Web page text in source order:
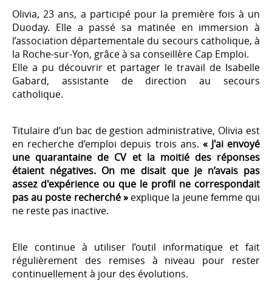
Olivia, 23 ans, a participé pour la première fois à un
Duoday. Elle a passé sa matinée en immersion à
l’association départementale du secours catholique, à
la Roche-sur-Yon, grâce à sa conseillère Cap Emploi.
Elle a pu découvrir et partager le travail de Isabelle
Gabard, assistante de direction au secours
catholique.
Titulaire d’un bac de gestion administrative, Olivia est
en recherche d’emploi depuis trois ans. « J'ai envoyé
une quarantaine de CV et la moitié des réponses
étaient négatives. On me disait que je n’avais pas
assez d'expérience ou que le profil ne correspondait
pas au poste recherché »explique la jeune femme qui
ne reste pas inactive.
Elle continue à utiliser l’outil informatique et fait
régulièrement des remises à niveau pour rester
continuellement à jour des évolutions.